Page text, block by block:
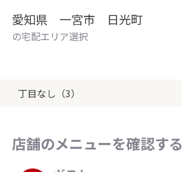
愛知県 一宮市 日光町
の宅配エリア選択
丁目なし（3）
店舗のメニューを確認する